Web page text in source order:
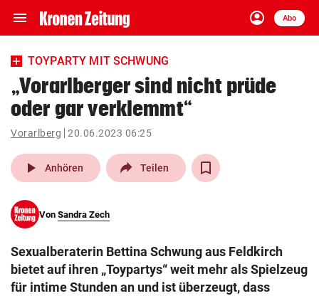
menu Navigation
ein-/ausklappen
account_circle
Anmelden
Abo
close Schließen
account_circle Anmelden
pin_drop
Wien arrow_right
search
eingeben
TOYPARTY MIT SCHWUNG
„Vorarlberger sind nicht prüde
oder gar verklemmt“
Vorarlberg 20.06.2023 06:25
play_arrow Anhören Teilen
Von Sandra Zech
Sexualberaterin Bettina Schwung aus Feldkirch
bietet auf ihren „Toypartys“ weit mehr als Spielzeug
für intime Stunden an und ist überzeugt, dass